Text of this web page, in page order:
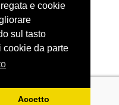
e cookie
sul tasto
cookie da parte
Accetto
il caso
significa